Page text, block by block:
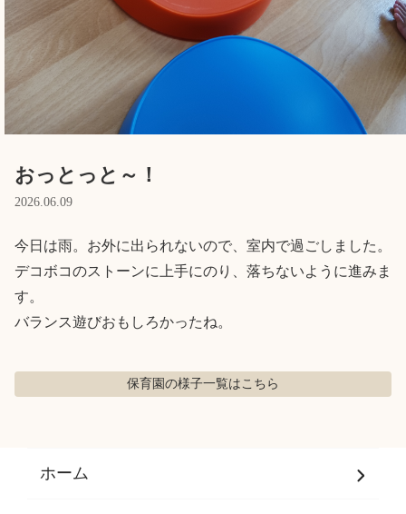
プライバシーポリシー
おっとっと～！
2026.06.09
今日は雨。お外に出られないので、室内で過ごしました。
デコボコのストーンに上手にのり、落ちないように進みま
す。
バランス遊びおもしろかったね。
保育園の様子一覧はこちら
ホーム